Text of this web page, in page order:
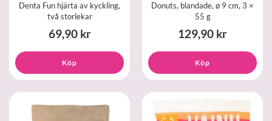
Denta Fun hjärta av kyckling,
två storlekar
69,90 kr
Köp
Donuts, blandade, ø 9 cm, 3 ×
55 g
129,90 kr
Köp